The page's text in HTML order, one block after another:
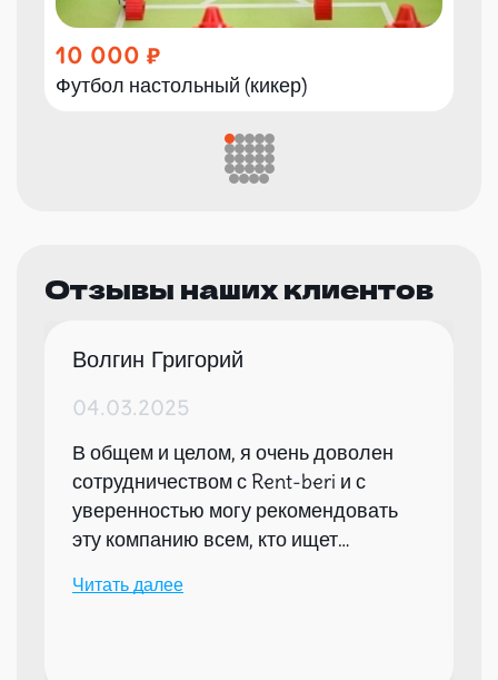
10 000
Футбол настольный (кикер)
Отзывы наших клиентов
Волгин Григорий
04.03.2025
В общем и целом, я очень доволен
сотрудничеством с Rent-beri и с
уверенностью могу рекомендовать
эту компанию всем, кто ищет
мероприятий.
Читать далее